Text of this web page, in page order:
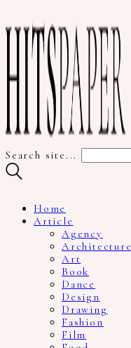
Search site...
Home
Article
Agency
Architecture
Art
Book
Dance
Design
Drawing
Fashion
Film